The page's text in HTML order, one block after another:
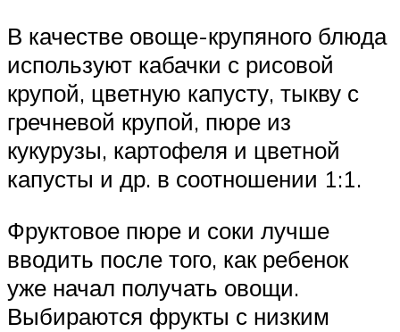
В качестве овоще-крупяного блюда
используют кабачки с рисовой
крупой, цветную капусту, тыкву с
гречневой крупой, пюре из
кукурузы, картофеля и цветной
капусты и др. в соотношении 1:1.
Фруктовое пюре и соки лучше
вводить после того, как ребенок
уже начал получать овощи.
Выбираются фрукты с низким